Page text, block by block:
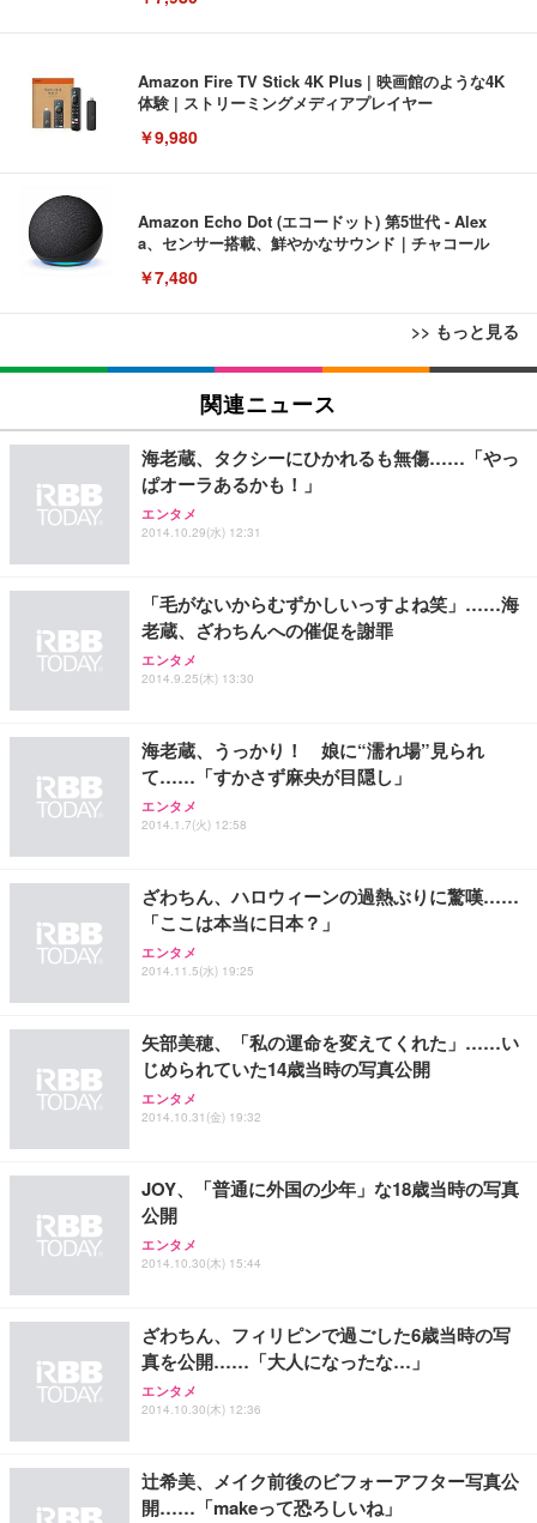
Amazon Fire TV Stick 4K Plus | 映画館のような4K
体験 | ストリーミングメディアプレイヤー
￥9,980
Amazon Echo Dot (エコードット) 第5世代 - Alex
a、センサー搭載、鮮やかなサウンド｜チャコール
￥7,480
>> もっと見る
[EdoErgo] オフィスチェア 椅子 テレワーク 疲れな
い 跳ね上げ式アームレスト コンパクト 約105度ロッ
キング pc 事務椅子 360度回転 座面昇降 強化ナイロ
(黒網+黒枠+黒足)
￥5,699
SIHOO B100 オフィスチェア／デスクチェア メッシ
Sezlife オフィスチェア デスクチェア 疲れない テレ
ワーク チェア 強化バックレスト 30度ロッキング機
ョン PCチェア 通気性メッシュ ゲーミング/勉強/事
務用 おしゃれ パソコンチェア (ブラック)
￥7,680
Sezlife オフィスチェア デスクチェア 疲れない テレ
ワーク チェア 強化バックレスト 30度ロッキング機
ョン PCチェア 通気性メッシュ ゲーミング/勉強/事
務用 おしゃれ パソコンチェア (ホワイト)
ANDWINT オフィスチェア デスクチェア 肘なし メ
ッシュ 通気性 ランバーサポート付き 腰サポート ガ
ス圧無段階昇降 360度回転 キャスター付き コンパク
EIZO ビジネス向けプレミアムモニター | FlexScan
EV3240X-WT | 31.5型4K UHD・USB Type-C・ホワ
￥105,595
EIZO ビジネス向けプレミアムモニター | FlexScan
EV2740X-WT | 27.0型4K UHD・USB Type-C・ホワ
￥109,572
【純正品】27"ゲーミングモニター DualSense 充電
フック付き（CFI-ZDM1J）
【整備済み品】Dell E2724HS 27インチ 液晶モニタ
ー フルHD（1920×1080）VA 非光沢 HDMI/DisplayP
【MiniLED/24.5inch/280Hz/FHD】GRAPHT THE S
HOOTER Gaming Monitor 24” Essential ゲーミン
グモニター QD 24.5インチ 1ms FHD 量子ドット 残
Amazonベーシック ペットシーツ 薄型 レギュラー 1
回使い捨て 無香料 ホワイト 300枚
￥3,373
Amazonベーシック ペットシーツ 厚型 ワイド 42枚
ネオ・ルーライフ ネオ・オムツ L 中型犬用 26枚入
Smart Basic(スマートベーシック) 【Amazon.co.jp
限定】 Smart Basic アイリスオーヤマ ペットシーツ
アイリスオーヤマ ペットシーツ 超厚型 お徳用 レギ
ュラー 200枚入【Amazon.co.jp限定】
関連ニュース
海老蔵、タクシーにひかれるも無傷……「やっ
ぱオーラあるかも！」
エンタメ
2014.10.29(水) 12:31
「毛がないからむずかしいっすよね笑」……海
老蔵、ざわちんへの催促を謝罪
エンタメ
2014.9.25(木) 13:30
海老蔵、うっかり！ 娘に“濡れ場”見られ
て……「すかさず麻央が目隠し」
エンタメ
2014.1.7(火) 12:58
ざわちん、ハロウィーンの過熱ぶりに驚嘆……
「ここは本当に日本？」
エンタメ
2014.11.5(水) 19:25
矢部美穂、「私の運命を変えてくれた」……い
じめられていた14歳当時の写真公開
エンタメ
2014.10.31(金) 19:32
JOY、「普通に外国の少年」な18歳当時の写真
公開
エンタメ
2014.10.30(木) 15:44
ざわちん、フィリピンで過ごした6歳当時の写
真を公開……「大人になったな…」
エンタメ
2014.10.30(木) 12:36
辻希美、メイク前後のビフォーアフター写真公
開……「makeって恐ろしいね」